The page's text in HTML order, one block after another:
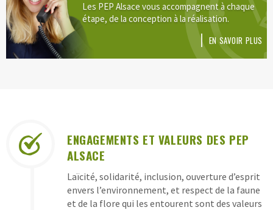
Les PEP Alsace vous accompagnent à chaque
étape, de la conception à la réalisation.
EN SAVOIR PLUS
GARANTIESENGAGEMENTS ET VALEURS DES PEP
ALSACE
Laïcité, solidarité, inclusion, ouverture d’esprit
envers l’environnement, et respect de la faune
et de la flore qui les entourent sont des valeurs